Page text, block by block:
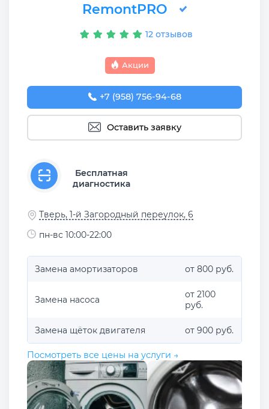
RemontPRO
12 отзывов
Акции
+7 (958) 756-94-68
Оставить заявку
Бесплатная
диагностика
Тверь, 1-й Загородный переулок, 6
пн-вс 10:00-22:00
Замена амортизаторов от 800 руб.
Замена насоса
от 2100
руб.
Замена щёток двигателя от 900 руб.
Посмотреть все цены на услуги →